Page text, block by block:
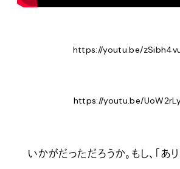
https://youtu.be/
https://youtu.be/
いかがだっただろうか。もし、「あ